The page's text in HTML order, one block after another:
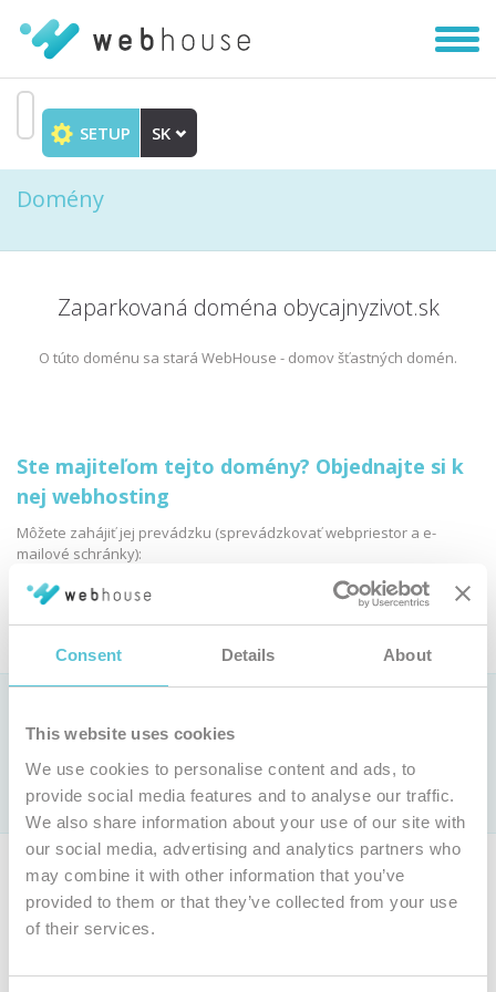
Consent Details About
This website uses cookies
We use cookies to personalise content and ads, to
provide social media features and to analyse our traffic.
We also share information about your use of our site with
our social media, advertising and analytics partners who
may combine it with other information that you’ve
provided to them or that they’ve collected from your use
of their services.
obsah
|
Skryť
SETUP SK
Domény
Zaparkovaná doména obycajnyzivot.sk
O túto doménu sa stará WebHouse - domov šťastných domén.
Ste majiteľom tejto domény? Objednajte si k
nej webhosting
Môžete zahájiť jej prevádzku (sprevádzkovať webpriestor a e-
mailové schránky):
Objednať webhosting
Len u nás webhosting už od 0,9 € bez DPH mesačne ( cenník)
s jedinečnougaranciou 100 % dostupnosti
Ak nie ste majiteľom tejto domény, môžete si objednať vlastnú
doménu a webhosting.